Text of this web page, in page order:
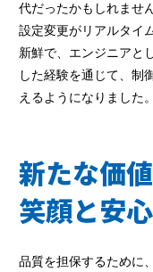
代だったかもしれませ
設定変更がリアルタイ
新鮮で、エンジニアと
した経験を通じて、制
えるようになりました。
新たな価
笑顔と安
品質を担保するために